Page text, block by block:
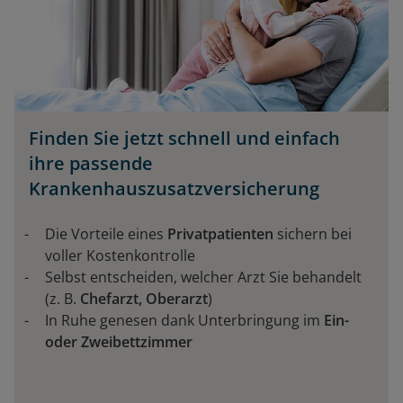
Finden Sie jetzt schnell und einfach
ihre passende
Krankenhauszusatzversicherung
Die Vorteile eines Privatpatienten sichern bei
voller Kostenkontrolle
Selbst entscheiden, welcher Arzt Sie behandelt
(z. B. Chefarzt, Oberarzt)
In Ruhe genesen dank Unterbringung im Ein-
oder Zweibettzimmer